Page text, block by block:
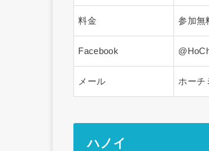
料金 参加無
Facebook
メール ホーチ
ハノイ